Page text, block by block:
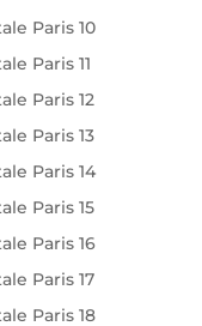
Paris 10
Paris 11
Paris 12
Paris 13
Paris 14
Paris 15
Paris 16
Paris 17
Paris 18